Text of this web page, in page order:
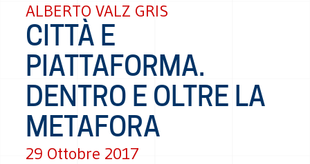
ALBERTO VALZ GRIS
CITTÀ E
PIATTAFORMA.
DENTRO E OLTRE LA
METAFORA
29 Ottobre 2017